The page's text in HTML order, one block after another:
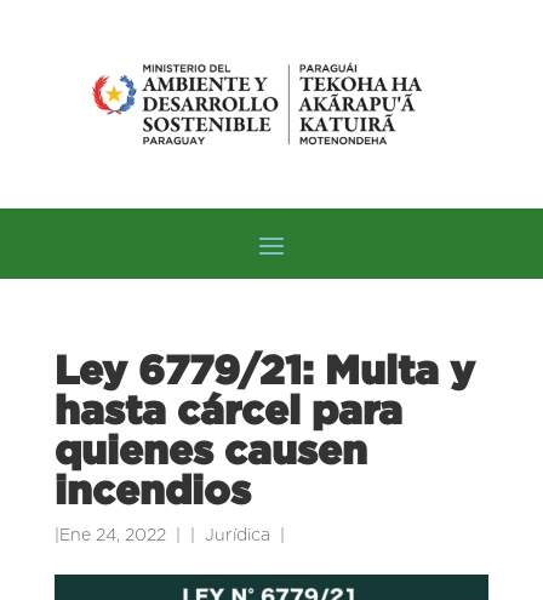
Ley 6779/21: Multa y
hasta cárcel para
quienes causen
incendios
Ene 24, 2022 Jurídica